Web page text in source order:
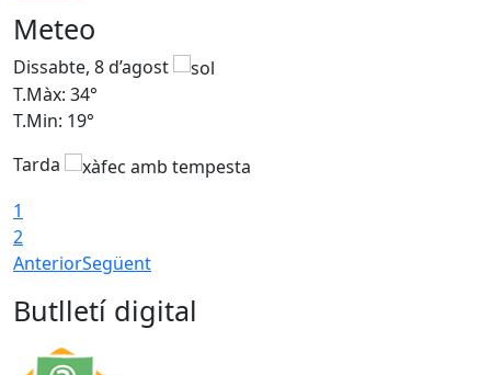
Meteo
Dissabte, 8 d’agost
T.Màx: 34°
T.Min: 19°
Tarda
1
2
AnteriorSegüent
Butlletí digital